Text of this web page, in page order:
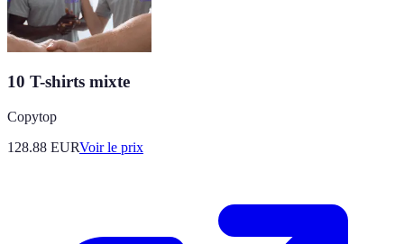
10 T-shirts mixte
Copytop
128.88 EURVoir le prix